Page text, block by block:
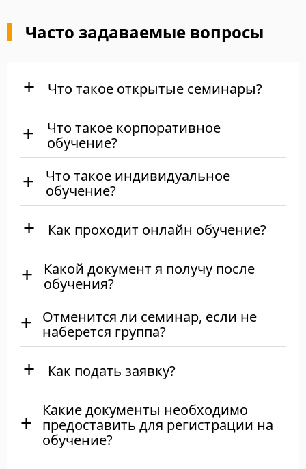
Часто задаваемые вопросы
Что такое открытые семинары?
Что такое корпоративное
обучение?
Что такое индивидуальное
обучение?
Как проходит онлайн обучение?
Какой документ я получу после
обучения?
Отменится ли семинар, если не
наберется группа?
Как подать заявку?
Какие документы необходимо
предоставить для регистрации на
обучение?